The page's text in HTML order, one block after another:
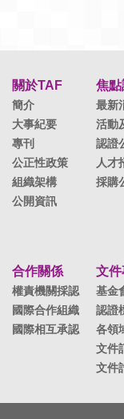
關於TAF
簡介
大事紀要
專刊
公正性政策
組織架構
公開資訊
焦點
最新
活動
認證
人才
採購
合作關係
權責機關採認
國際合作組織
國際相互承認
文件
基金
認證
各領
文件
文件